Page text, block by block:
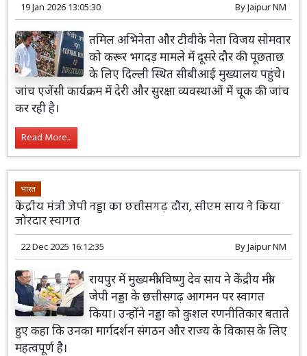
19 Jan 2026 13:05:30 ByJaipur NM
तमिल अभिनेता और टीवीके नेता विजय सोमवार
को करूर भगदड़ मामले में दूसरे दौर की पूछताछ
के लिए दिल्ली स्थित सीबीआई मुख्यालय पहुंचे।
जांच एजेंसी कार्यक्रम में देरी और सुरक्षा व्यवस्थाओं में चूक की जांच
कर रही है।
Read More...
भारत
केंद्रीय मंत्री जेपी नड्डा का छत्तीसगढ़ दौरा, सीएम साय ने किया
जोरदार स्वागत
22 Dec 2025 16:12:35 ByJaipur NM
रायपुर में मुख्यमंत्री विष्णु देव साय ने केंद्रीय मंत्री
जेपी नड्डा के छत्तीसगढ़ आगमन पर स्वागत
किया। उन्होंने नड्डा को कुशल रणनीतिकार बताते
हुए कहा कि उनका मार्गदर्शन संगठन और राज्य के विकास के लिए
महत्वपूर्ण है।